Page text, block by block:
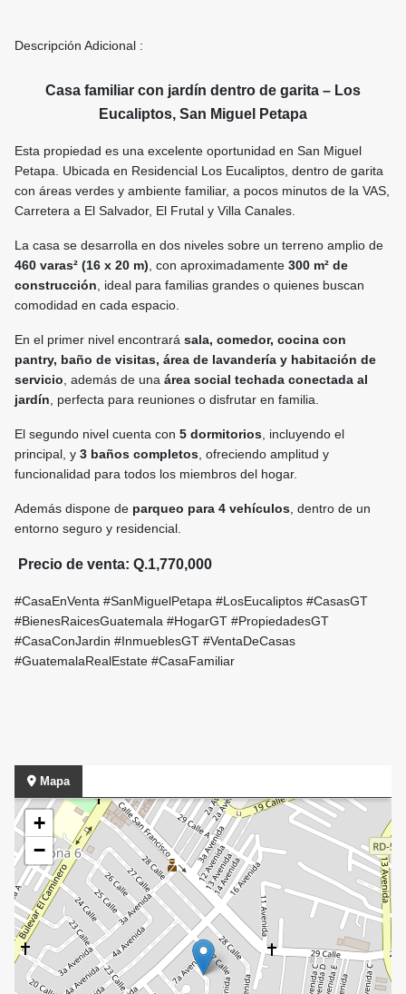
Descripción Adicional :
Casa familiar con jardín dentro de garita – Los
Eucaliptos, San Miguel Petapa
Esta propiedad es una excelente oportunidad en San Miguel
Petapa. Ubicada en Residencial Los Eucaliptos, dentro de garita
con áreas verdes y ambiente familiar, a pocos minutos de la VAS,
Carretera a El Salvador, El Frutal y Villa Canales.
La casa se desarrolla en dos niveles sobre un terreno amplio de
460 varas² (16 x 20 m) , con aproximadamente 300 m² de
construcción , ideal para familias grandes o quienes buscan
comodidad en cada espacio.
En el primer nivel encontrará sala, comedor, cocina con
pantry, baño de visitas, área de lavandería y habitación de
servicio , además de una área social techada conectada al
jardín , perfecta para reuniones o disfrutar en familia.
El segundo nivel cuenta con 5 dormitorios , incluyendo el
principal, y 3 baños completos , ofreciendo amplitud y
funcionalidad para todos los miembros del hogar.
Además dispone de parqueo para 4 vehículos , dentro de un
entorno seguro y residencial.
Precio de venta: Q.1,770,000
#CasaEnVenta #SanMiguelPetapa #LosEucaliptos #CasasGT
#BienesRaicesGuatemala #HogarGT #PropiedadesGT
#CasaConJardin #InmueblesGT #VentaDeCasas
#GuatemalaRealEstate #CasaFamiliar
Mapa
+
−